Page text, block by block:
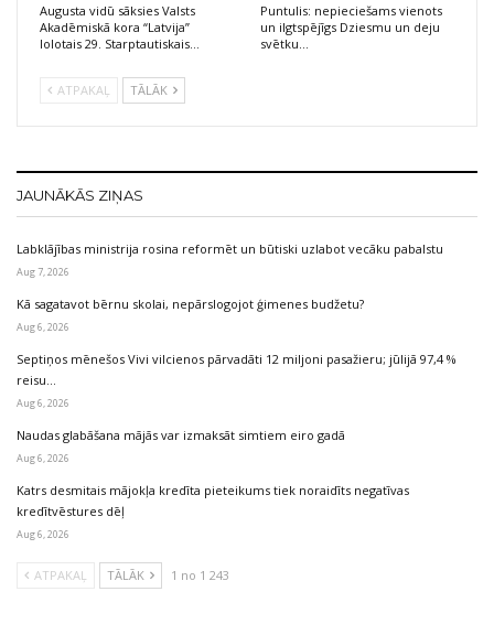
Augusta vidū sāksies Valsts
Akadēmiskā kora “Latvija”
lolotais 29. Starptautiskais…
Puntulis: nepieciešams vienots
un ilgtspējīgs Dziesmu un deju
svētku…
ATPAKAĻ TĀLĀK
JAUNĀKĀS ZIŅAS
Labklājības ministrija rosina reformēt un būtiski uzlabot vecāku pabalstu
Aug 7, 2026
Kā sagatavot bērnu skolai, nepārslogojot ģimenes budžetu?
Aug 6, 2026
Septiņos mēnešos Vivi vilcienos pārvadāti 12 miljoni pasažieru; jūlijā 97,4 %
reisu…
Aug 6, 2026
Naudas glabāšana mājās var izmaksāt simtiem eiro gadā
Aug 6, 2026
Katrs desmitais mājokļa kredīta pieteikums tiek noraidīts negatīvas
kredītvēstures dēļ
Aug 6, 2026
ATPAKAĻ TĀLĀK 1 no 1 243